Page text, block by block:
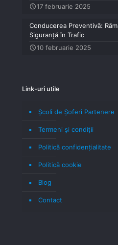
17 februarie 2025
Conducerea Preventivă:
Siguranță în Trafic
10 februarie 2025
Link-uri utile
Școli de Șoferi Partenere
Termeni şi condiţii
Politică confidenţialitate
Politică cookie
Blog
Contact